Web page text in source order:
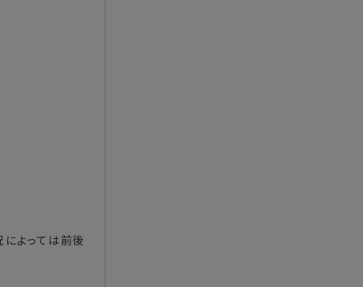
よっては前後